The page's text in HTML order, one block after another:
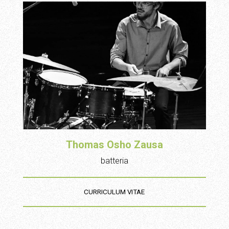
Thomas Osho Zausa
batteria
CURRICULUM VITAE